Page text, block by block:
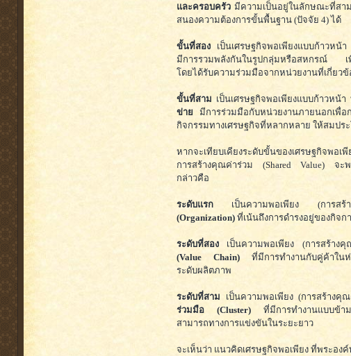
และครอบครัว มีความเป็นอยู่ในลักษณะที่สา
สนองความต้องการขั้นพื้นฐาน (ปัจจัย 4) ได้
ขั้นที่สอง เป็นเศรษฐกิจพอเพียงแบบก้าวหน้
มีการรวมพลังกันในรูปกลุ่มหรือสหกรณ์ เพื่
โดยได้รับความร่วมมือจากหน่วยงานที่เกี่ยวข้
ขั้นที่สาม เป็นเศรษฐกิจพอเพียงแบบก้าวหน้
ข่าย มีการร่วมมือกับหน่วยงานภายนอกเพื่อ
กิจกรรมทางเศรษฐกิจที่หลากหลาย ให้สมปร
หากจะเทียบเคียงระดับขั้นของเศรษฐกิจพอ
การสร้างคุณค่าร่วม (Shared Value) จะพ
กล่าวคือ
ระดับแรก เป็นความพอเพียง (การสร้
(Organization) ที่เน้นถึงการดำรงอยู่ของกิจ
ระดับที่สอง เป็นความพอเพียง (การสร้าง
(Value Chain) ที่มีการทำงานกับคู่ค้าในห่
ระดับผลิตภาพ
ระดับที่สาม เป็นความพอเพียง (การสร้างคุ
ร่วมมือ (Cluster) ที่มีการทำงานแบบข้า
สามารถทางการแข่งขันในระยะยาว
จะเห็นว่า แนวคิดเศรษฐกิจพอเพียง ที่พระอ